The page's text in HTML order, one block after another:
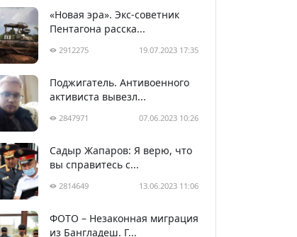
«Новая эра». Экс-советник
Пентагона расска...
2912275 19.07.2023 17:35
Поджигатель. Антивоенного
активиста вывезл...
2847971 07.06.2023 10:26
Садыр Жапаров: Я верю, что
вы справитесь с...
2814649 13.06.2023 11:06
ФОТО – Незаконная миграция
из Бангладеш. Г...